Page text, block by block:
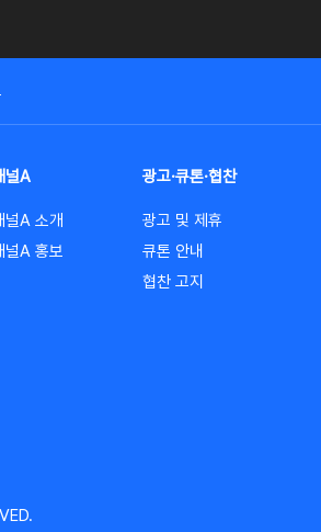
널A
널A 소개
널A 홍보
광고·큐톤·협찬
광고 및 제휴
큐톤 안내
협찬 고지